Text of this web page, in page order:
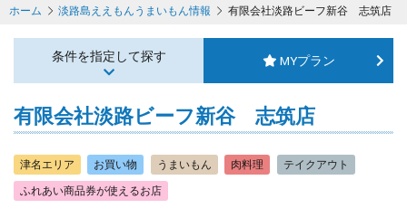
ホーム 淡路島ええもんうまいもん情報 有限会社淡路ビーフ新谷 志筑店
条件を指定して探す MYプラン
有限会社淡路ビーフ新谷 志筑店
津名エリア お買い物 うまいもん 肉料理
テイクアウト
ふれあい商品券が使えるお店